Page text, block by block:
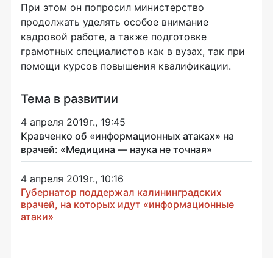
При этом он попросил министерство
продолжать уделять особое внимание
кадровой работе, а также подготовке
грамотных специалистов как в вузах, так при
помощи курсов повышения квалификации.
Тема в развитии
4 апреля 2019г., 19:45
Кравченко об «информационных атаках» на
врачей: «Медицина — наука не точная»
4 апреля 2019г., 10:16
Губернатор поддержал калининградских
врачей, на которых идут «информационные
атаки»